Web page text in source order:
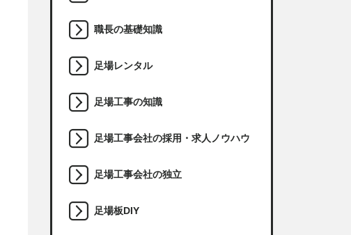
職長の基礎知識
足場レンタル
足場工事の知識
足場工事会社の採用・求人ノウハウ
足場工事会社の独立
足場板DIY